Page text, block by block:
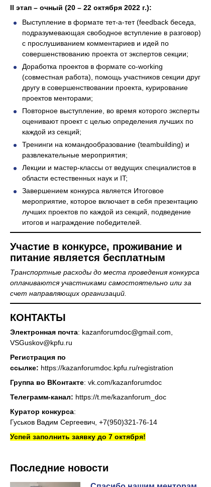
II этап – очный (20 – 22 октября 2022 г.):
Выступление в формате тет-а-тет (feedback беседа,
подразумевающая свободное вступление в разговор)
с прослушиванием комментариев и идей по
совершенствованию проекта от экспертов секции;
Доработка проектов в формате co-working
(совместная работа), помощь участников секции друг
другу в совершенствовании проекта, курирование
проектов менторами;
Повторное выступление, во время которого эксперты
оценивают проект с целью определения лучших по
каждой из секций;
Тренинги на командообразование (teambuilding) и
развлекательные мероприятия;
Лекции и мастер-классы от ведущих специалистов в
области естественных наук и IT;
Завершением конкурса является Итоговое
мероприятие, которое включает в себя презентацию
лучших проектов по каждой из секций, подведение
итогов и награждение победителей.
Участие в конкурсе, проживание и
питание является бесплатным
Транспортные расходы до места проведения конкурса
оплачиваются участниками самостоятельно или за
счет направляющих организаций.
КОНТАКТЫ
Электронная почта: kazanforumdoc@gmail.com,
VSGuskov@kpfu.ru
Регистрация по
ссылке: https://kazanforumdoc.kpfu.ru/registration
Группа во ВКонтакте: vk.com/kazanforumdoc
Телеграмм-канал: https://t.me/kazanforum_doc
Куратор конкурса:
Гуськов Вадим Сергеевич, +7(950)321-76-14
Успей заполнить заявку до 7 октября!
Последние новости